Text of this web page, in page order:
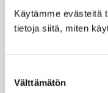
Käytämme evästeitä
tietoja siitä, miten
valinta
Välttämätön